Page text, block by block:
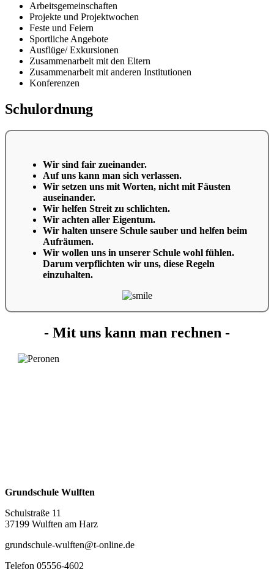
Arbeitsgemeinschaften
Projekte und Projektwochen
Feste und Feiern
Sportliche Angebote
Ausflüge/ Exkursionen
Zusammenarbeit mit den Eltern
Zusammenarbeit mit anderen Institutionen
Konferenzen
Schulordnung
Wir sind fair zueinander.
Auf uns kann man sich verlassen.
Wir setzen uns mit Worten, nicht mit Fäusten
auseinander.
Wir helfen Streit zu schlichten.
Wir achten aller Eigentum.
Wir halten unsere Schule sauber und helfen beim
Aufräumen.
Wir wollen uns in unserer Schule wohl fühlen.
Darum verpflichten wir uns, diese Regeln
einzuhalten.
- Mit uns kann man rechnen -
Grundschule Wulften
Schulstraße 11
37199 Wulften am Harz
grundschule-wulften@t-online.de
Telefon 05556-4602